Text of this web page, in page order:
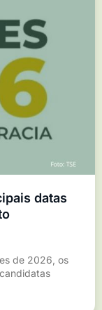
datas
de 2026, os